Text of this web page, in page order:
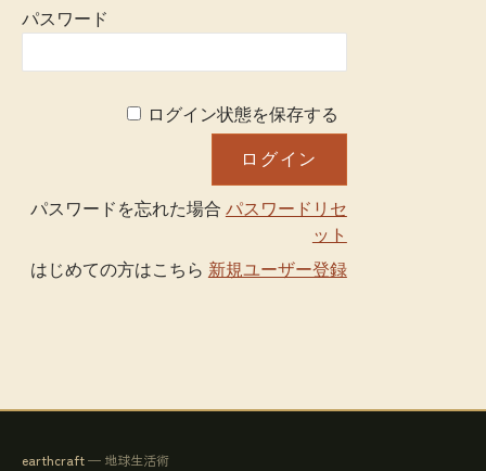
パスワード
ログイン状態を保存する
パスワードを忘れた場合 パスワードリセ
ット
はじめての方はこちら 新規ユーザー登録
earthcraft— 地球生活術